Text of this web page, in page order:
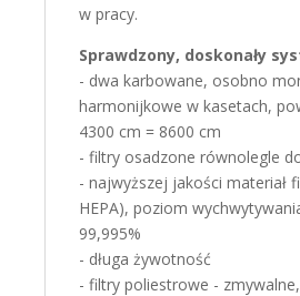
w pracy.
Sprawdzony, doskonały
- dwa karbowane, osobno
harmonijkowe w kasetach,
4300 cm = 8600 cm
- filtry osadzone równolegle
- najwyższej jakości materiał
HEPA), poziom
99,995%
- długa żywotność
- filtry poliestrowe -